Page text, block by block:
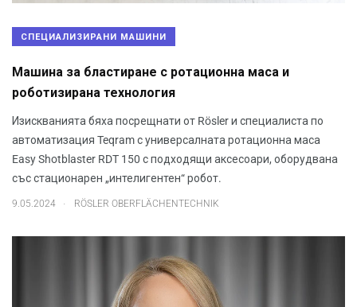
СПЕЦИАЛИЗИРАНИ МАШИНИ
Машина за бластиране с ротационна маса и
роботизирана технология
Изискванията бяха посрещнати от Rösler и специалиста по
автоматизация Teqram с универсалната ротационна маса
Easy Shotblaster RDT 150 с подходящи аксесоари, оборудвана
със стационарен „интелигентен“ робот.
9.05.2024 . RÖSLER OBERFLÄCHENTECHNIK